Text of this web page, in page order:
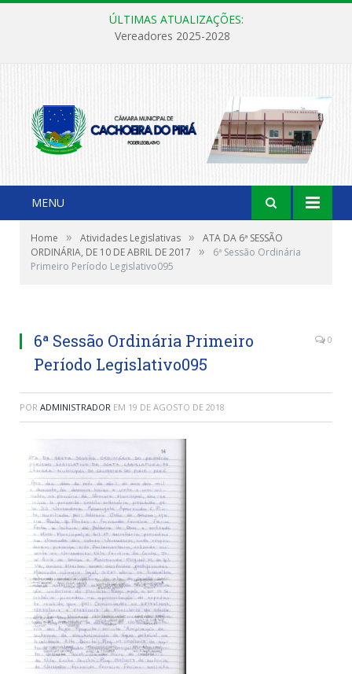
ÚLTIMAS ATUALIZAÇÕES:
Vereadores 2025-2028
MENU
Home » Atividades Legislativas »
ATA DA 6ª SESSÃO
ORDINÁRIA, DE 10 DE ABRIL DE 2017
»
6ª Sessão Ordinária
Primeiro Período Legislativo095
6ª Sessão Ordinária Primeiro
Período Legislativo095
0
POR ADMINISTRADOR EM 19 DE AGOSTO DE 2018